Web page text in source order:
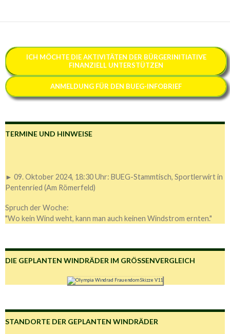
ICH MÖCHTE DIE AKTIVITÄTEN DER BÜRGERINITIATIVE
FINANZIELL UNTERSTÜTZEN
ANMELDUNG FÜR DEN BUEG-INFOBRIEF
TERMINE UND HINWEISE
► 09. Oktober 2024, 18:30 Uhr: BUEG-Stammtisch, Sportlerwirt in
Pentenried (Am Römerfeld)
Spruch der Woche:
"Wo kein Wind weht, kann man auch keinen Windstrom ernten."
DIE GEPLANTEN WINDRÄDER IM GRÖSSENVERGLEICH
STANDORTE DER GEPLANTEN WINDRÄDER